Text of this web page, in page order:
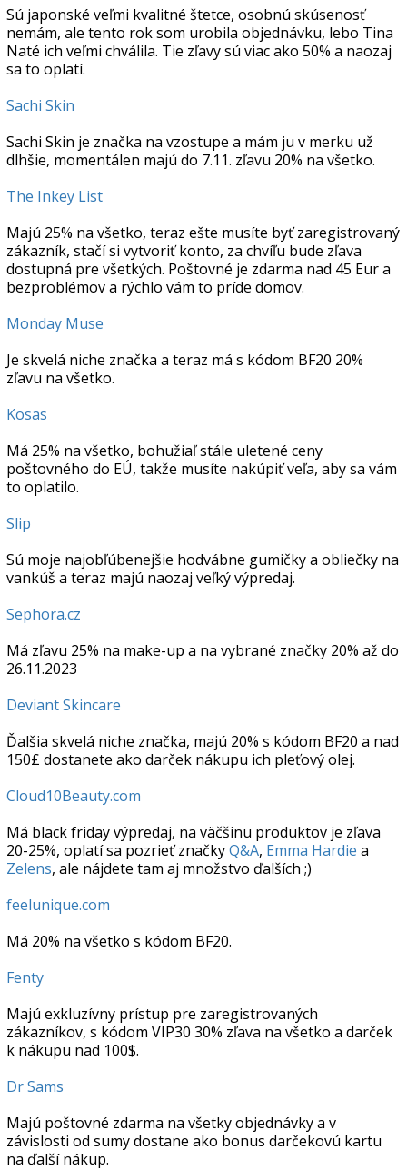
Sú japonské veľmi kvalitné štetce, osobnú skúsenosť
nemám, ale tento rok som urobila objednávku, lebo Tina
Naté ich veľmi chválila. Tie zľavy sú viac ako 50% a naozaj
sa to oplatí.
Sachi Skin
Sachi Skin je značka na vzostupe a mám ju v merku už
dlhšie, momentálen majú do 7.11. zľavu 20% na všetko.
The Inkey List
Majú 25% na všetko, teraz ešte musíte byť zaregistrovaný
zákazník, stačí si vytvoriť konto, za chvíľu bude zľava
dostupná pre všetkých. Poštovné je zdarma nad 45 Eur a
bezproblémov a rýchlo vám to príde domov.
Monday Muse
Je skvelá niche značka a teraz má s kódom BF20 20%
zľavu na všetko.
Kosas
Má 25% na všetko, bohužiaľ stále uletené ceny
poštovného do EÚ, takže musíte nakúpiť veľa, aby sa vám
to oplatilo.
Slip
Sú moje najobľúbenejšie hodvábne gumičky a obliečky na
vankúš a teraz majú naozaj veľký výpredaj.
Sephora.cz
Má zľavu 25% na make-up a na vybrané značky 20% až do
26.11.2023
Deviant Skincare
Ďalšia skvelá niche značka, majú 20% s kódom BF20 a nad
150£ dostanete ako darček nákupu ich pleťový olej.
Cloud10Beauty.com
Má black friday výpredaj, na väčšinu produktov je zľava
20-25%, oplatí sa pozrieť značkyQ&A, Emma Hardie a
Zelens, ale nájdete tam aj množstvo ďalších ;)
feelunique.com
Má 20% na všetko s kódom BF20.
Fenty
Majú exkluzívny prístup pre zaregistrovaných
zákazníkov, s kódom VIP30 30% zľava na všetko a darček
k nákupu nad 100$.
Dr Sams
Majú poštovné zdarma na všetky objednávky a v
závislosti od sumy dostane ako bonus darčekovú kartu
na ďalší nákup.